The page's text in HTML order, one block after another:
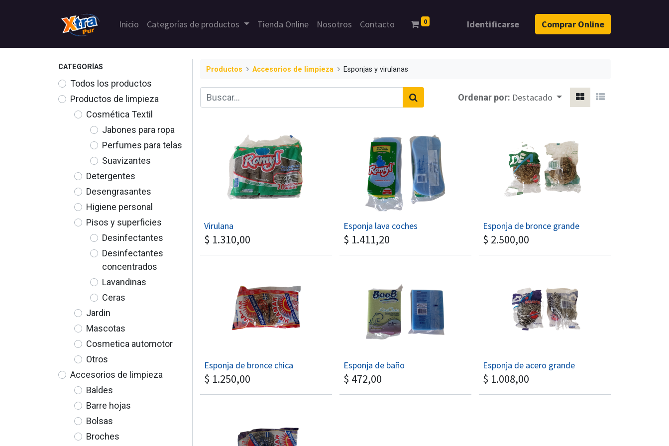
Inicio Categorías de productos Tienda Online Nosotros Contacto 0 Identificarse Comprar Online
CATEGORÍAS
Todos los productos
Productos de limpieza
Cosmética Textil
Jabones para ropa
Perfumes para telas
Suavizantes
Detergentes
Desengrasantes
Higiene personal
Pisos y superficies
Desinfectantes
Desinfectantes
concentrados
Lavandinas
Ceras
Jardin
Mascotas
Cosmetica automotor
Otros
Accesorios de limpieza
Baldes
Barre hojas
Bolsas
Broches
Productos Accesorios de limpieza Esponjas y virulanas
Ordenar por: Destacado
Virulana
$ 1.310,00
Esponja lava coches
$ 1.411,20
Esponja de bronce grande
$ 2.500,00
Esponja de bronce chica
$ 1.250,00
Esponja de baño
$ 472,00
Esponja de acero grande
$ 1.008,00